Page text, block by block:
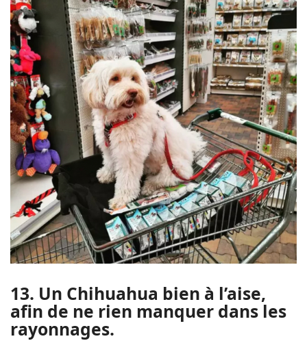
13. Un Chihuahua bien à l’aise,
afin de ne rien manquer dans les
rayonnages.